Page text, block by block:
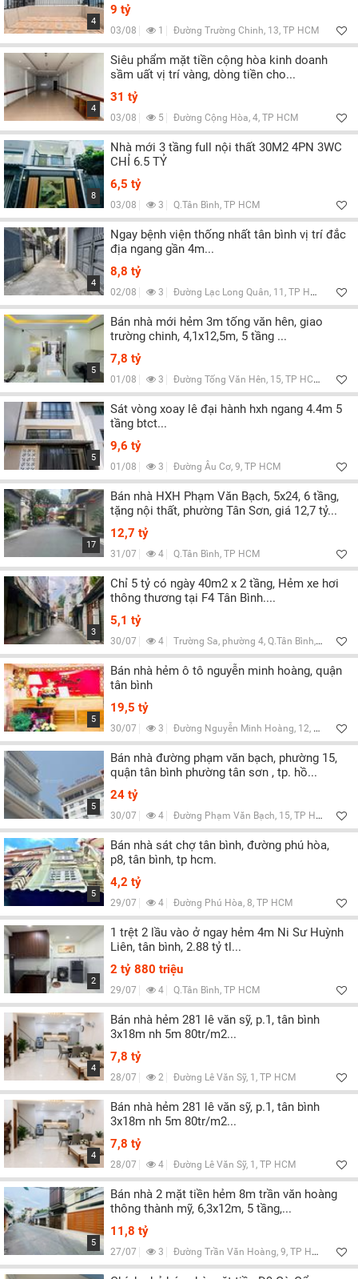
4
9 tỷ
03/08 1 Đường Trường Chinh, 13, TP HCM
4
Siêu phẩm mặt tiền cộng hòa kinh doanh
sầm uất vị trí vàng, dòng tiền cho...
31 tỷ
03/08 5 Đường Cộng Hòa, 4, TP HCM
8
Nhà mới 3 tầng full nội thất 30M2 4PN 3WC
CHỈ 6.5 TỶ
6,5 tỷ
03/08 3 Q.Tân Bình, TP HCM
4
Ngay bệnh viện thống nhất tân bình vị trí đắc
địa ngang gần 4m...
8,8 tỷ
02/08 3 Đường Lạc Long Quân, 11, TP HCM
5
Bán nhà mới hẻm 3m tống văn hên, giao
trường chinh, 4,1x12,5m, 5 tầng ...
7,8 tỷ
01/08 3 Đường Tống Văn Hên, 15, TP HCM
5
Sát vòng xoay lê đại hành hxh ngang 4.4m 5
tầng btct...
9,6 tỷ
01/08 3 Đường Âu Cơ, 9, TP HCM
17
Bán nhà HXH Phạm Văn Bạch, 5x24, 6 tầng,
tặng nội thất, phường Tân Sơn, giá 12,7 tỷ...
12,7 tỷ
31/07 4 Q.Tân Bình, TP HCM
3
Chỉ 5 tỷ có ngày 40m2 x 2 tầng, Hẻm xe hơi
thông thương tại F4 Tân Bình....
5,1 tỷ
30/07 4 Trường Sa, phường 4, Q.Tân Bình, TP HCM
5
Bán nhà hẻm ô tô nguyễn minh hoàng, quận
tân bình
19,5 tỷ
30/07 3 Đường Nguyễn Minh Hoàng, 12, TP HCM
5
Bán nhà đường phạm văn bạch, phường 15,
quận tân bình phường tân sơn , tp. hồ...
24 tỷ
30/07 4 Đường Phạm Văn Bạch, 15, TP HCM
5
Bán nhà sát chợ tân bình, đường phú hòa,
p8, tân bình, tp hcm.
4,2 tỷ
29/07 4 Đường Phú Hòa, 8, TP HCM
2
1 trệt 2 lầu vào ở ngay hẻm 4m Ni Sư Huỳnh
Liên, tân bình, 2.88 tỷ tl...
2 tỷ 880 triệu
29/07 4 Q.Tân Bình, TP HCM
4
Bán nhà hẻm 281 lê văn sỹ, p.1, tân bình
3x18m nh 5m 80tr/m2...
7,8 tỷ
28/07 2 Đường Lê Văn Sỹ, 1, TP HCM
4
Bán nhà hẻm 281 lê văn sỹ, p.1, tân bình
3x18m nh 5m 80tr/m2...
7,8 tỷ
28/07 4 Đường Lê Văn Sỹ, 1, TP HCM
5
Bán nhà 2 mặt tiền hẻm 8m trần văn hoàng
thông thành mỹ, 6,3x12m, 5 tầng,...
11,8 tỷ
27/07 3 Đường Trần Văn Hoàng, 9, TP HCM